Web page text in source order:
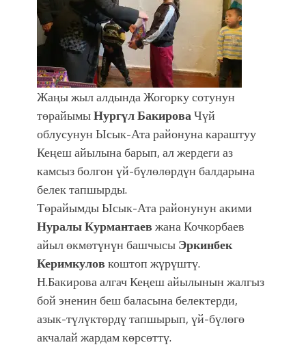
болмок”
Жаңы жыл алдында Жогорку сотунун
төрайымыНургүл БакироваЧүй
облусунун Ысык-Ата районуна караштуу
Кеңеш айылына барып, ал жердеги аз
камсыз болгон үй-бүлөлөрдүн балдарына
белек тапшырды.
Төрайымды Ысык-Ата районунун акими
Нуралы Курмантаевжана Кочкорбаев
айыл өкмөтүнүн башчысыЭркинбек
Керимкуловкоштоп жүрүштү.
Н.Бакирова алгач Кеңеш айылынын жалгыз
бой эненин беш баласына белектерди,
азык-түлүктөрдү тапшырып, үй-бүлөгө
акчалай жардам көрсөттү.